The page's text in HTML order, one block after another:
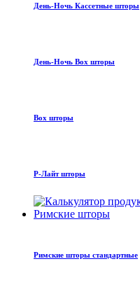
День-Ночь Кассетные шторы
День-Ночь Box шторы
Box шторы
Р-Лайт шторы
Римские шторы
Римские шторы стандартные